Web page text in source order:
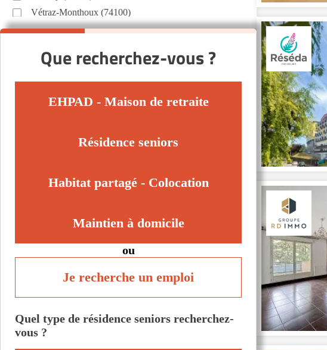
Vétraz-Monthoux (74100)
Évian-les-Bains (74500)
Autres villes du département
Annecy-le-Vieux (74940)
Seynod (74600)
Que recherchez-vous ?
EHPAD - Maison de retraite
Résidence seniors
Habitat partagé - Colocation
Maintien à domicile
ou
Je recherche un emploi
Quel type de résidence seniors recherchez-
vous ?